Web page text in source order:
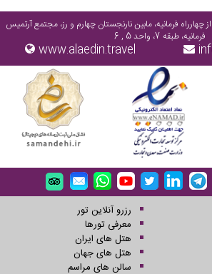
چهارراه فرمانیه، مابین نارنجستان چهارم و رز، مجتمع آرتمیس
فرمانیه، طبقه 7، واحد 5 , 6
www.alaedin.travel
رزرو آنلاین تور
معرفی تورها
هتل های ایران
هتل های جهان
سالن های مراسم